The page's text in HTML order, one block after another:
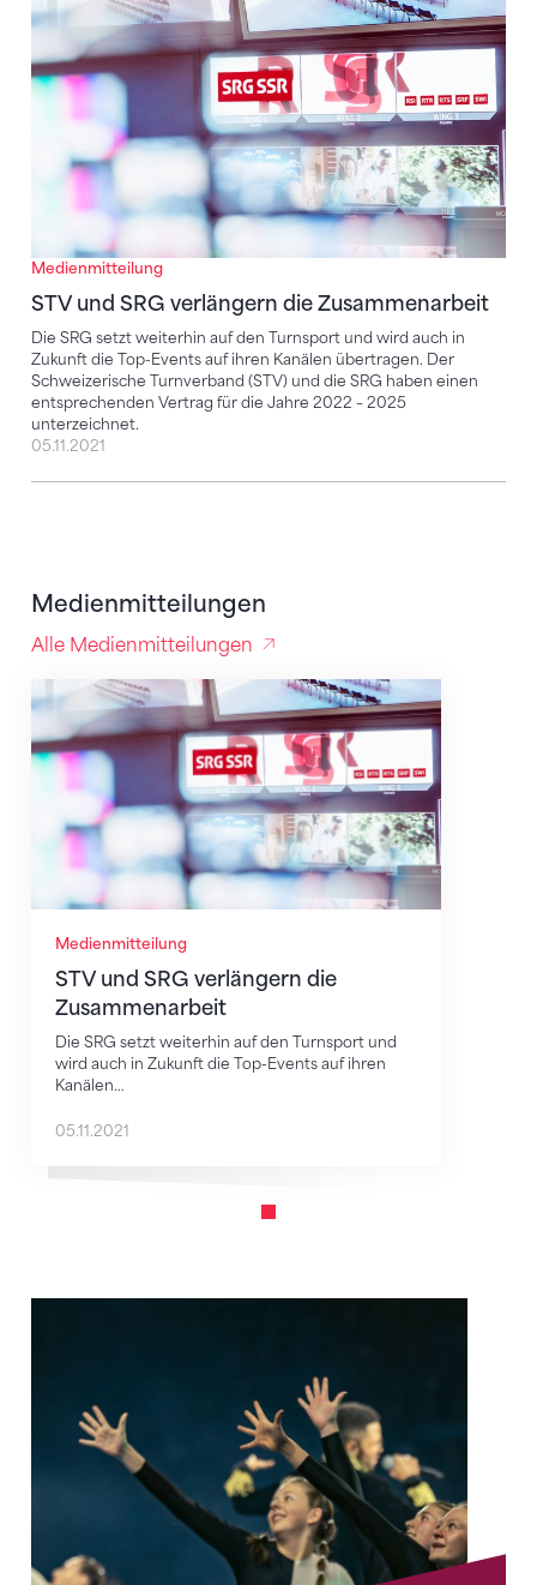
Medienmitteilung
STV und SRG verlängern die Zusammenarbeit
Die SRG setzt weiterhin auf den Turnsport und wird auch in
Zukunft die Top-Events auf ihren Kanälen übertragen. Der
Schweizerische Turnverband (STV) und die SRG haben einen
entsprechenden Vertrag für die Jahre 2022 – 2025
unterzeichnet.
05.11.2021
Medienmitteilungen
Alle Medienmitteilungen
Medienmitteilung
STV und SRG verlängern die
Zusammenarbeit
Die SRG setzt weiterhin auf den Turnsport und
wird auch in Zukunft die Top-Events auf ihren
Kanälen…
STV und SRG verlängern die Zusammenarbeit
05.11.2021